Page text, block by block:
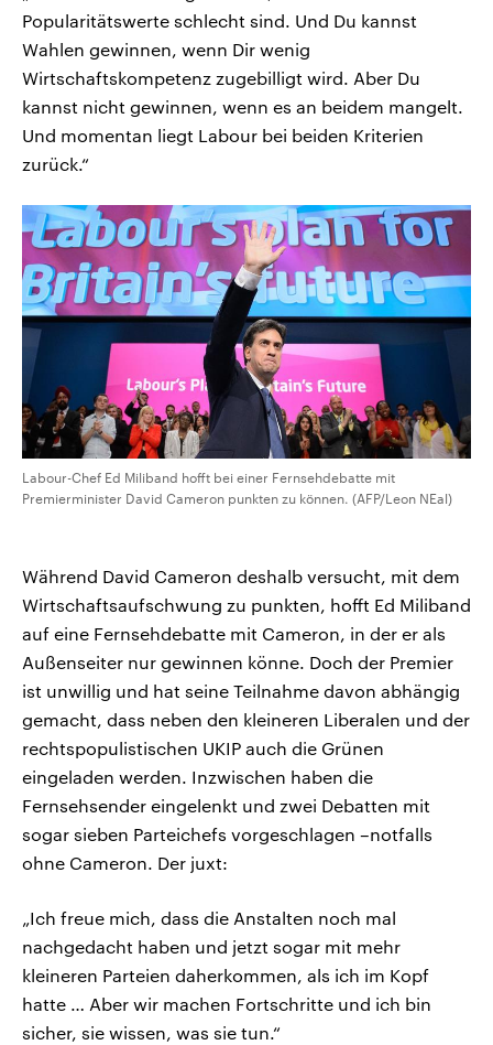
Popularitätswerte schlecht sind. Und Du kannst
Wahlen gewinnen, wenn Dir wenig
Wirtschaftskompetenz zugebilligt wird. Aber Du
kannst nicht gewinnen, wenn es an beidem mangelt.
Und momentan liegt Labour bei beiden Kriterien
zurück.“
Labour-Chef Ed Miliband hofft bei einer Fernsehdebatte mit
Premierminister David Cameron punkten zu können. (AFP/Leon NEal)
Während David Cameron deshalb versucht, mit dem
Wirtschaftsaufschwung zu punkten, hofft Ed Miliband
auf eine Fernsehdebatte mit Cameron, in der er als
Außenseiter nur gewinnen könne. Doch der Premier
ist unwillig und hat seine Teilnahme davon abhängig
gemacht, dass neben den kleineren Liberalen und der
rechtspopulistischen UKIP auch die Grünen
eingeladen werden. Inzwischen haben die
Fernsehsender eingelenkt und zwei Debatten mit
sogar sieben Parteichefs vorgeschlagen –notfalls
ohne Cameron. Der juxt:
„Ich freue mich, dass die Anstalten noch mal
nachgedacht haben und jetzt sogar mit mehr
kleineren Parteien daherkommen, als ich im Kopf
hatte … Aber wir machen Fortschritte und ich bin
sicher, sie wissen, was sie tun.“